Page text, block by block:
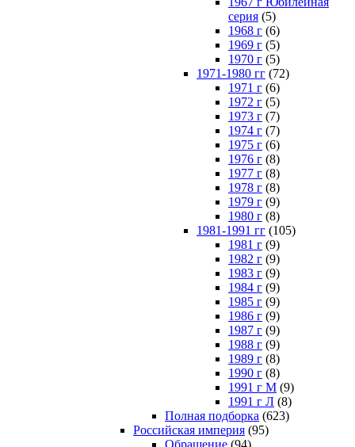
серия (5)
1968 г (6)
1969 г (5)
1970 г (5)
1971-1980 гг (72)
1971 г (6)
1972 г (5)
1973 г (7)
1974 г (7)
1975 г (6)
1976 г (8)
1977 г (8)
1978 г (8)
1979 г (9)
1980 г (8)
1981-1991 гг (105)
1981 г (9)
1982 г (9)
1983 г (9)
1984 г (9)
1985 г (9)
1986 г (9)
1987 г (9)
1988 г (9)
1989 г (8)
1990 г (8)
1991 г М (9)
1991 г Л (8)
Полная подборка (623)
Российская империя (95)
Обращение (94)